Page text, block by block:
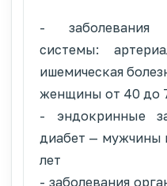
- заболевания
системы:
ишемическая
женщины от 40 до
- эндокринные
диабет — мужчины
лет
- заболевания